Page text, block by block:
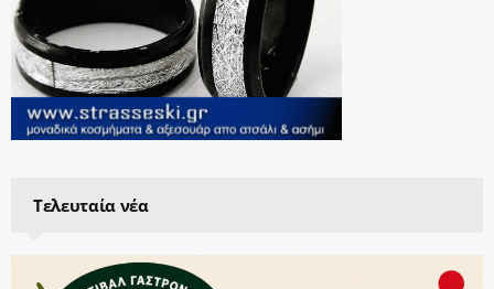
Τελευταία νέα